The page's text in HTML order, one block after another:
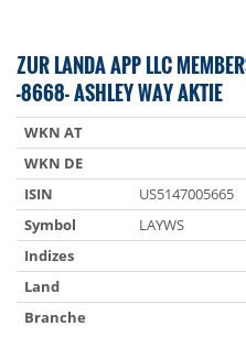
ZUR LANDA APP LLC
-8668- ASHLEY WAY AKTIE
WKN AT
WKN DE
ISIN
US5147005665
Symbol
LAYWS
Indizes
Land
Branche